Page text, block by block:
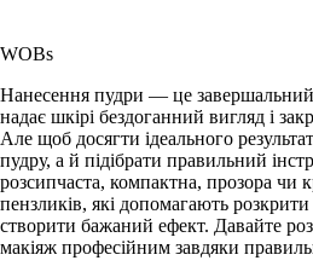
WOBs
Нанесення пудри — це
надає шкірі бездоганний вигляд і
Але щоб досягти ідеального
пудру, а й підібрати правильний
розсипчаста, компактна, прозора чи
пензликів, які допомагають
створити бажаний ефект. Давайте
макіяж професійним завдяки